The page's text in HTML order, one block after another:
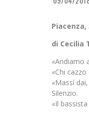
Piacenza,
di Cecilia
«Andiamo
«Chi cazzo
«Massí
Silenzio.
«Il